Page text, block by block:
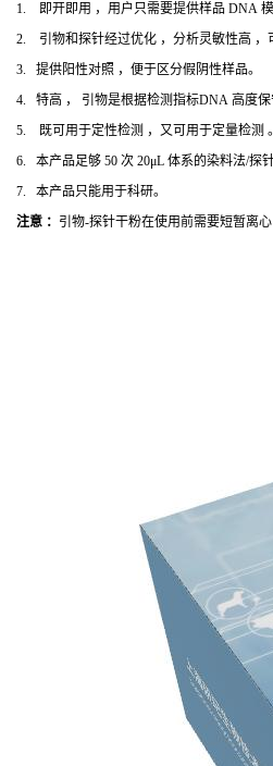
1. 即开即用 ，用户只需要提供样品 DNA 模
2. 引物和探针经过优化 ，分析灵敏性高 ，
3. 提供阳性对照 ，便于区分假阴性样品。
4. 特高 ， 引物是根据检测指标DNA 高度保
5. 既可用于定性检测 ，又可用于定量检测
6. 本产品足够 50 次 20μL 体系的染料法/探
7. 本产品只能用于科研。
注意 ： 引物-探针干粉在使用前需要短暂离